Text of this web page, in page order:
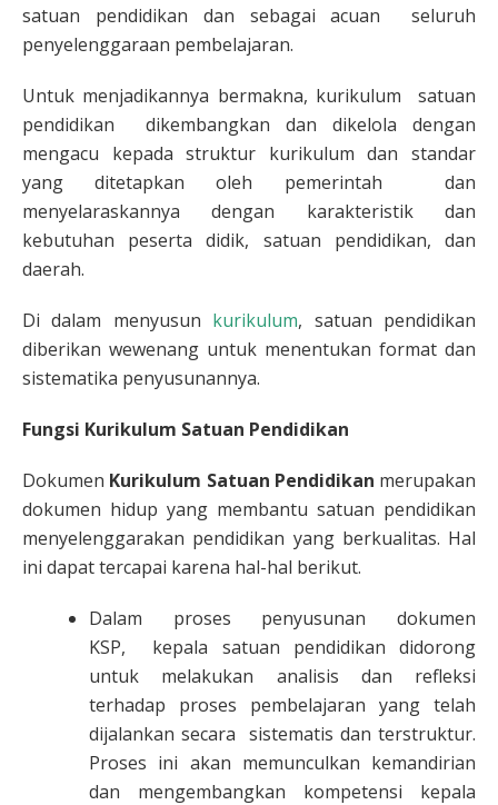
satuan pendidikan dan sebagai acuan seluruh
penyelenggaraan pembelajaran.
Untuk menjadikannya bermakna, kurikulum satuan
pendidikan dikembangkan dan dikelola dengan
mengacu kepada struktur kurikulum dan standar
yang ditetapkan oleh pemerintah dan
menyelaraskannya dengan karakteristik dan
kebutuhan peserta didik, satuan pendidikan, dan
daerah.
Di dalam menyusun kurikulum, satuan pendidikan
diberikan wewenang untuk menentukan format dan
sistematika penyusunannya.
Fungsi Kurikulum Satuan Pendidikan
Dokumen Kurikulum Satuan Pendidikan merupakan
dokumen hidup yang membantu satuan pendidikan
menyelenggarakan pendidikan yang berkualitas. Hal
ini dapat tercapai karena hal-hal berikut.
Dalam proses penyusunan dokumen
KSP, kepala satuan pendidikan didorong
untuk melakukan analisis dan refleksi
terhadap proses pembelajaran yang telah
dijalankan secara sistematis dan terstruktur.
Proses ini akan memunculkan kemandirian
dan mengembangkan kompetensi kepala